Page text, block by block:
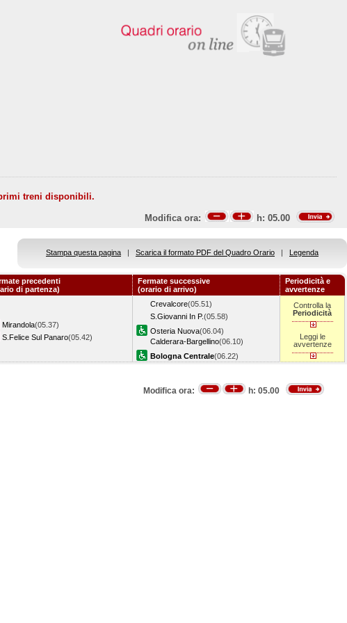
treni disponibili.
Modifica ora: h: 05.00
Stampa questa pagina | Scarica il formato PDF del Quadro Orario | Legenda
precedenti
di partenza)
Fermate successive
(orario di arrivo)
Periodicità e
avvertenze
Mirandola(05.37)
S.Felice Sul Panaro(05.42)
Crevalcore(05.51)
S.Giovanni In P.(05.58)
Osteria Nuova(06.04)
Calderara-Bargellino(06.10)
Bologna Centrale(06.22)
Controlla la
Periodicità
Leggi le
avvertenze
Modifica ora: h: 05.00